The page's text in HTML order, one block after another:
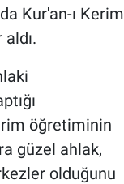
Kur'an-ı Kerim
öğretiminin
güzel ahlak,
olduğunu